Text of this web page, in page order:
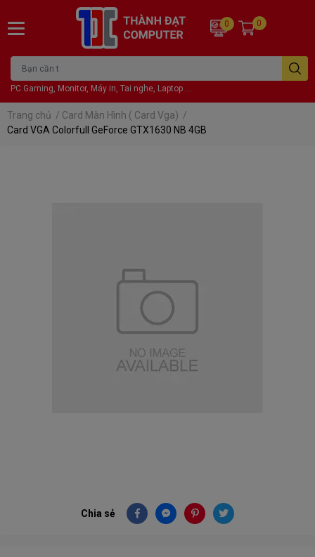
PC Gaming, Monitor, Máy in, Tai nghe, Laptop ...
0 0
Trang chủ / Card Màn Hình ( Card Vga) /
Card VGA Colorfull GeForce GTX1630 NB 4GB
Chia sẻ